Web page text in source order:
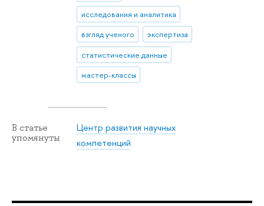
исследования и аналитика
взгляд ученого
экспертиза
статистические данные
мастер-классы
В статье
упомянуты
Центр развития научных
компетенций